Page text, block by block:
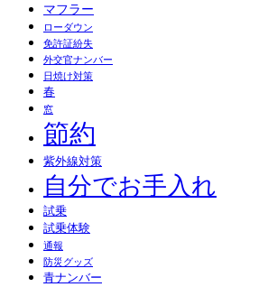
マフラー
ローダウン
免許証紛失
外交官ナンバー
日焼け対策
春
窓
節約
紫外線対策
自分でお手入れ
試乗
試乗体験
通報
防災グッズ
青ナンバー